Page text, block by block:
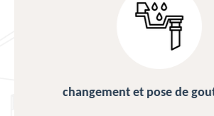
changement et pose de